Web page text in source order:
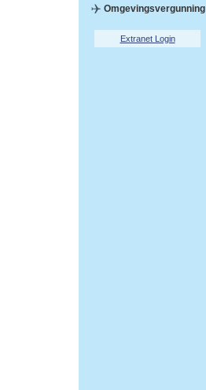
Omgevingsvergunning
Extranet Login